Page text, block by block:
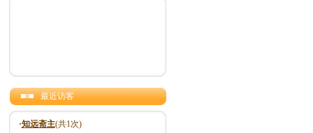
最近访客
·知远斋主(共1次)